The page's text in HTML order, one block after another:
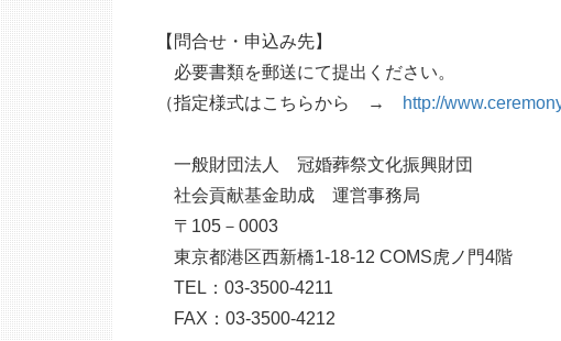
【問合せ・申込み先】
必要書類を郵送にて提出ください。
（指定様式はこちらから →
http://
一般財団法人 冠婚葬祭文化振興財団
社会貢献基金助成 運営事務局
〒105－0003
東京都港区西新橋1-18-12 COMS虎ノ門4階
TEL：03-3500-4211
FAX：03-3500-4212